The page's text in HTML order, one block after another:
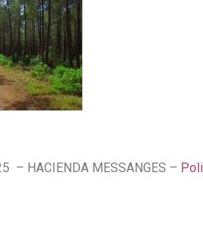
– HACIENDA MESSANGES –